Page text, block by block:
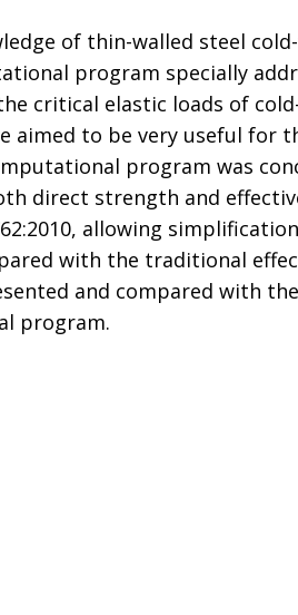
of thin-walled steel
program specially
critical elastic loads of
aimed to be very useful for
program was
direct strength and
allowing
with the traditional
and compared with
program.